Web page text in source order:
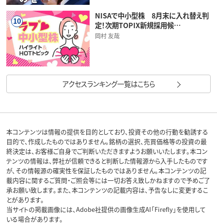
10
NISAで中小型株 8月末に入れ替え判
定！次期TOPIX新規採用候…
岡村 友哉
アクセスランキング一覧はこちら
本コンテンツは情報の提供を目的としており、投資その他の行動を勧誘する
目的で、作成したものではありません。銘柄の選択、売買価格等の投資の最
終決定は、お客様ご自身でご判断いただきますようお願いいたします。本コン
テンツの情報は、弊社が信頼できると判断した情報源から入手したものです
が、その情報源の確実性を保証したものではありません。本コンテンツの記
載内容に関するご質問・ご照会等には一切お答え致しかねますので予めご了
承お願い致します。また、本コンテンツの記載内容は、予告なしに変更するこ
とがあります。
当サイトの掲載画像には、Adobe社提供の画像生成AI「Firefly」を使用して
いる場合があります。